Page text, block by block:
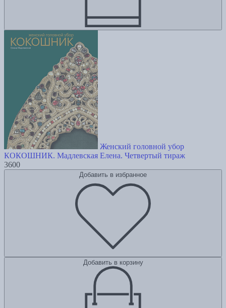
Женский головной убор
КОКОШНИК. Мадлевская Елена. Четвертый тираж
3600
Добавить в избранное
Добавить в корзину